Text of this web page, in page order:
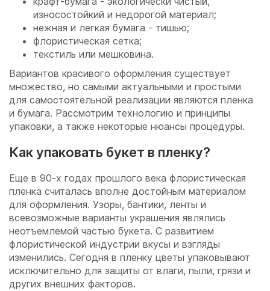
износостойкий и недорогой материал;
нежная и легкая бумага - тишью;
флористическая сетка;
текстиль или мешковина.
Вариантов красивого оформления существует
множество, но самыми актуальными и простыми
для самостоятельной реализации являются пленка
и бумага. Рассмотрим технологию и принципы
упаковки, а также некоторые нюансы процедуры.
Как упаковать букет в пленку?
Еще в 90-х годах прошлого века флористическая
пленка считалась вполне достойным материалом
для оформления. Узоры, бантики, ленты и
всевозможные варианты украшения являлись
неотъемлемой частью букета. С развитием
флористической индустрии вкусы и взгляды
изменились. Сегодня в пленку цветы упаковывают
исключительно для защиты от влаги, пыли, грязи и
других внешних факторов.